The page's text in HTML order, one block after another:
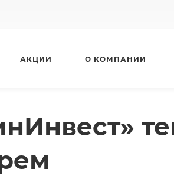
АКЦИИ О КОМПАНИИ